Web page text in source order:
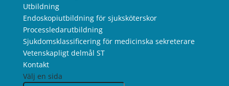
Utbildning
Endoskopiutbildning för sjuksköterskor
Processledarutbildning
Sjukdomsklassificering för medicinska sekreterare
Vetenskapligt delmål ST
Kontakt
Välj en sida